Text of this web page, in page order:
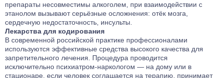
препараты несовместимы алкоголем, при взаимодействии с
этанолом вызывают серьёзные осложнения: отёк мозга,
сердечную недостаточность, инсульты.
Лекарства для кодирования
В современной российской практике профессионалами
используются эффективные средства высокого качества для
запретительного лечения. Процедура проводится
исключительно психиатром-наркологом — на дому или в
стационаре, если человек соглашается на терапию, принимает